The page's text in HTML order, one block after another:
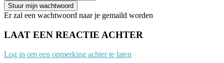
Er zal een wachtwoord naar je gemaild worden
LAAT EEN REACTIE ACHTER
Log in om een opmerking achter te laten